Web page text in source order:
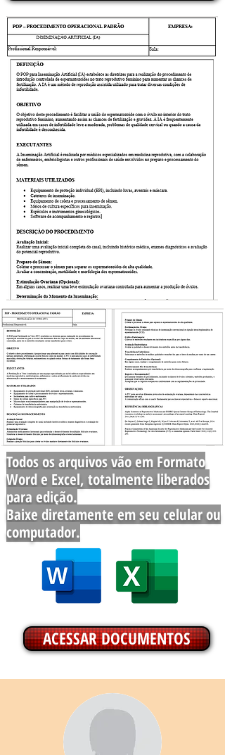
Todos os arquivos vão em Formato
Word e Excel, totalmente liberados
para edição.
Baixe diretamente em seu celular ou
computador.
ACESSAR DOCUMENTOS